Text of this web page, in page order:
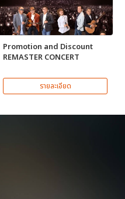
Promotion and Discount
REMASTER CONCERT
รายละเอียด